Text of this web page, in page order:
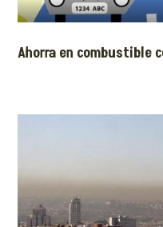
Ahorra en combustible